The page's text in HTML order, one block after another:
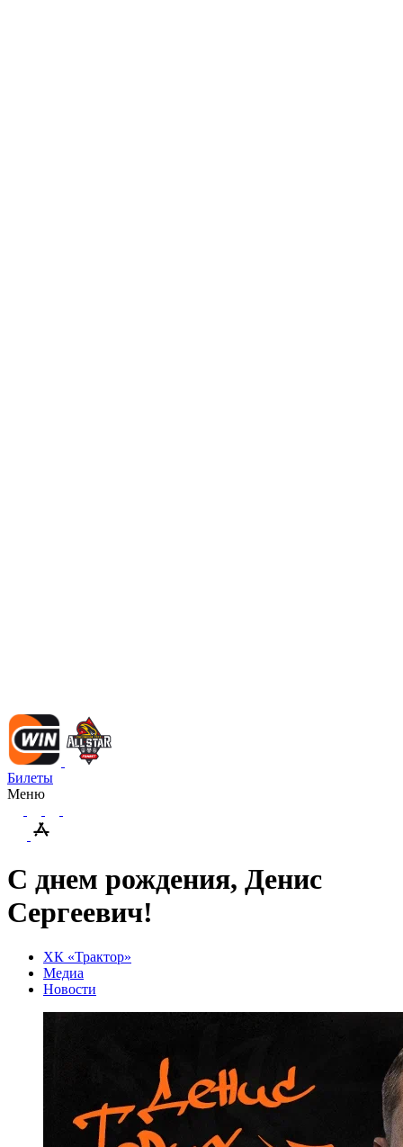
Билеты
Меню
С днем рождения, Денис
Сергеевич!
ХК «Трактор»
Медиа
Новости